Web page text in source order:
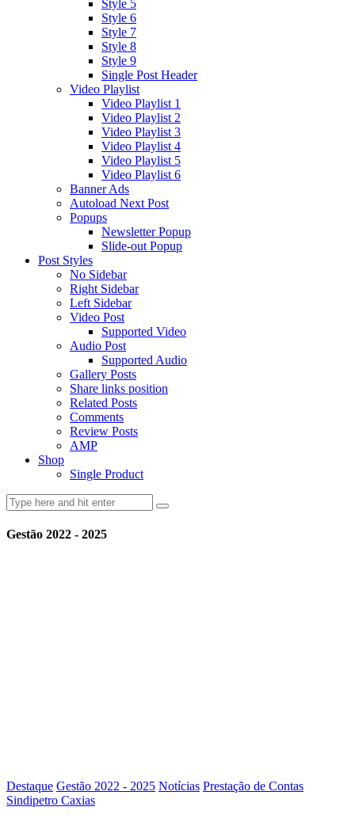
Style 5
Style 6
Style 7
Style 8
Style 9
Single Post Header
Video Playlist
Video Playlist 1
Video Playlist 2
Video Playlist 3
Video Playlist 4
Video Playlist 5
Video Playlist 6
Banner Ads
Autoload Next Post
Popups
Newsletter Popup
Slide-out Popup
Post Styles
No Sidebar
Right Sidebar
Left Sidebar
Video Post
Supported Video
Audio Post
Supported Audio
Gallery Posts
Share links position
Related Posts
Comments
Review Posts
AMP
Shop
Single Product
Gestão 2022 - 2025
Destaque Gestão 2022 - 2025 Notícias Prestação de Contas
Sindipetro Caxias